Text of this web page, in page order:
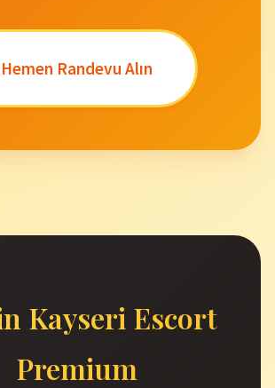
Hemen Randevu Alın
Kayseri Escort
Premium